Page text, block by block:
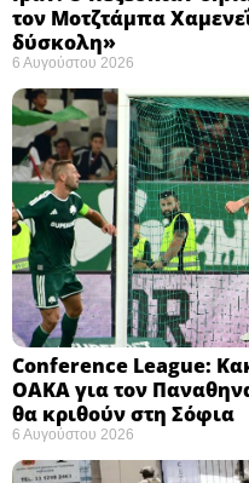
τον Μοτζτάμπα
δύσκολη» ​
6 Αυγούστου 2026
Conference League:
ΟΑΚΑ για τον
θα κριθούν στη Σόφια ​
6 Αυγούστου 2026